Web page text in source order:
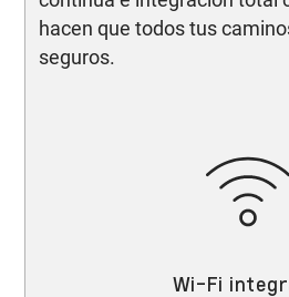
hacen que todos tus
seguros.
Wi-Fi